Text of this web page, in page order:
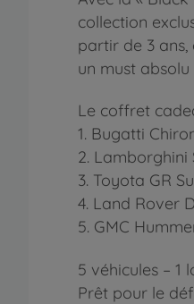
collection
partir de 3
un must
Le coffret
1. Bugatti
2. Lamborghini
3. Toyota GR
4. Land Rover
5. GMC
5 véhicules – 1
Prêt pour le